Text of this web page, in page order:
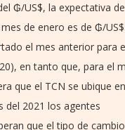
₲/US$, la expectativa
de enero es de ₲/
el mes anterior para
en tanto que, para el
que el TCN se ubique
del 2021 los agentes
que el tipo de